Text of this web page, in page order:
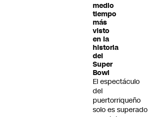
medio
tiempo
más
visto
en la
historia
del
Super
Bowl
El espectáculo
del
puertorriqueño
solo es superado